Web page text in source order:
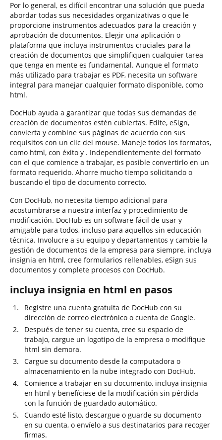
Por lo general, es difícil encontrar una solución que pueda
abordar todas sus necesidades organizativas o que le
proporcione instrumentos adecuados para la creación y
aprobación de documentos. Elegir una aplicación o
plataforma que incluya instrumentos cruciales para la
creación de documentos que simplifiquen cualquier tarea
que tenga en mente es fundamental. Aunque el formato
más utilizado para trabajar es PDF, necesita un software
integral para manejar cualquier formato disponible, como
html.
DocHub ayuda a garantizar que todas sus demandas de
creación de documentos estén cubiertas. Edite, eSign,
convierta y combine sus páginas de acuerdo con sus
requisitos con un clic del mouse. Maneje todos los formatos,
como html, con éxito y . Independientemente del formato
con el que comience a trabajar, es posible convertirlo en un
formato requerido. Ahorre mucho tiempo solicitando o
buscando el tipo de documento correcto.
Con DocHub, no necesita tiempo adicional para
acostumbrarse a nuestra interfaz y procedimiento de
modificación. DocHub es un software fácil de usar y
amigable para todos, incluso para aquellos sin educación
técnica. Involucre a su equipo y departamentos y cambie la
gestión de documentos de la empresa para siempre. incluya
insignia en html, cree formularios rellenables, eSign sus
documentos y complete procesos con DocHub.
incluya insignia en html en pasos
Registre una cuenta gratuita de DocHub con su
dirección de correo electrónico o cuenta de Google.
Después de tener su cuenta, cree su espacio de
trabajo, cargue un logotipo de la empresa o modifique
html sin demora.
Cargue su documento desde la computadora o
almacenamiento en la nube integrado con DocHub.
Comience a trabajar en su documento, incluya insignia
en html y benefíciese de la modificación sin pérdida
con la función de guardado automático.
Cuando esté listo, descargue o guarde su documento
en su cuenta, o envíelo a sus destinatarios para recoger
firmas.